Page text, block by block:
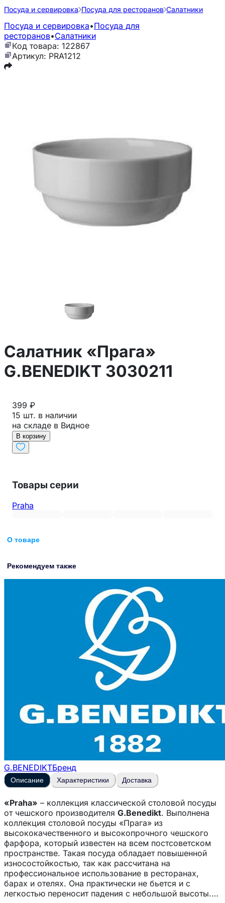
Посуда и сервировка Посуда для ресторанов Салатники
Посуда и сервировка•Посуда для
ресторанов•Салатники
Код товара: 122867
Артикул: PRA1212
Салатник «Прага»
G.BENEDIKT 3030211
399 ₽
15 шт. в наличии
на складе в Видное
В корзину
Товары серии
Praha
О товаре
Рекомендуем также
G.BENEDIKTБренд
Описание Характеристики Доставка
«Praha» – коллекция классической столовой посуды
от чешского производителя G.Benedikt. Выполнена
коллекция столовой посуды «Прага» из
высококачественного и высокопрочного чешского
фарфора, который известен на всем постсоветском
пространстве. Такая посуда обладает повышенной
износостойкостью, так как рассчитана на
профессиональное использование в ресторанах,
барах и отелях. Она практически не бьется и с
легкостью переносит падения с небольшой высоты.